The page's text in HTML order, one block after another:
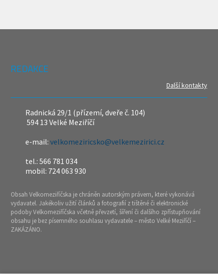
REDAKCE
Další kontakty
Radnická 29/1 (přízemí, dveře č. 104)
594 13 Velké Meziříčí
e-mail:velkomeziricsko@velkemezirici.cz
tel.: 566 781 034
mobil: 724 063 930
Obsah Velkomeziříčska je chráněn autorským právem, které vykonává
vydavatel. Jakékoliv užití článků a fotografií z tištěné či elektronické
podoby Velkomeziříčska včetně převzetí, šíření či dalšího zpřístupňování
obsahu je bez písemného souhlasu vydavatele – město Velké Meziříčí –
ZAKÁZÁNO.